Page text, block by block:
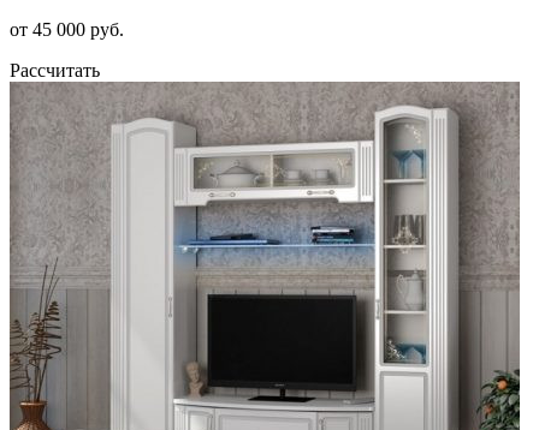
от 45 000 руб.
Рассчитать